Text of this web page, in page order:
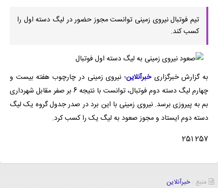
تیم فوتبال نیروی زمینی توانست مجوز حضور در لیگ دسته اول را
کسب کند.
به گزارش خبرگزاریخبرآنلاین؛ نیروی زمینی در چارچوب هفته بیست و
چهارم لیگ دسته دوم فوتبال، توانست با نتیجه 6 بر صفر مقابل شهرداری
بم به پیروزی برسد. نیروی زمینی با این برد در صدر جدول گروه یک لیگ
دسته دوم ایستاد و مجوز صعود به لیگ یک را کسب کرد.
257 251
منبع : خبرآنلاین